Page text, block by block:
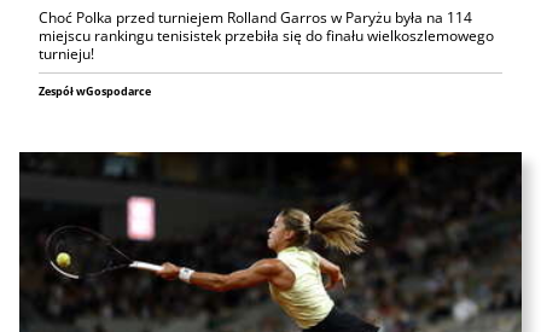
Choć Polka przed turniejem Rolland Garros w Paryżu była na 114
miejscu rankingu tenisistek przebiła się do finału wielkoszlemowego
turnieju!
Zespół wGospodarce